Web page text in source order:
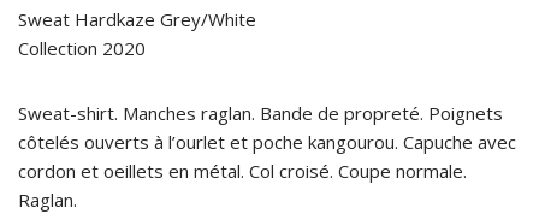
Sweat Hardkaze Grey/White
Collection 2020
Sweat-shirt. Manches raglan. Bande de propreté. Poignets
côtelés ouverts à l’ourlet et poche kangourou. Capuche avec
cordon et oeillets en métal. Col croisé. Coupe normale.
Raglan.